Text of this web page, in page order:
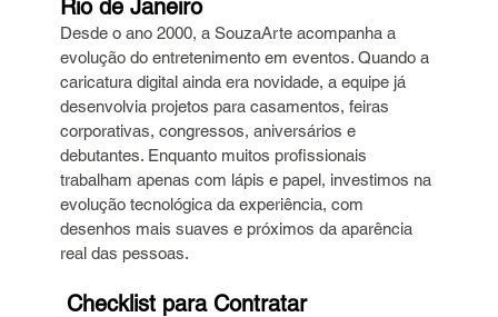
Rio de Janeiro
Desde o ano 2000, a SouzaArte acompanha a
evolução do entretenimento em eventos. Quando a
caricatura digital ainda era novidade, a equipe já
desenvolvia projetos para casamentos, feiras
corporativas, congressos, aniversários e
debutantes. Enquanto muitos profissionais
trabalham apenas com lápis e papel, investimos na
evolução tecnológica da experiência, com
desenhos mais suaves e próximos da aparência
real das pessoas.